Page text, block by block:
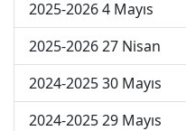
2025-2026 4 Mayıs
2025-2026 27 Nisan
2024-2025 30 Mayıs
2024-2025 29 Mayıs